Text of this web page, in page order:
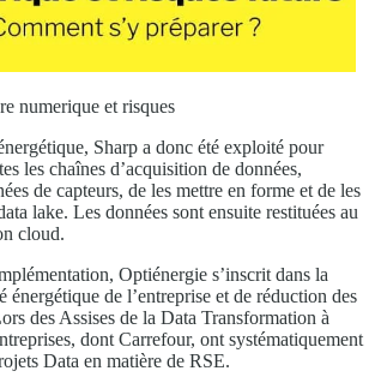
numerique et risques
Sharp a donc été exploité pour
les chaînes d’acquisition de données,
de capteurs, de les mettre en forme et de les
lake. Les données sont ensuite restituées au
cloud.
Optiénergie s’inscrit dans la
énergétique de l’entreprise et de réduction des
des Assises de la Data Transformation à
dont Carrefour, ont systématiquement
Data en matière de RSE.